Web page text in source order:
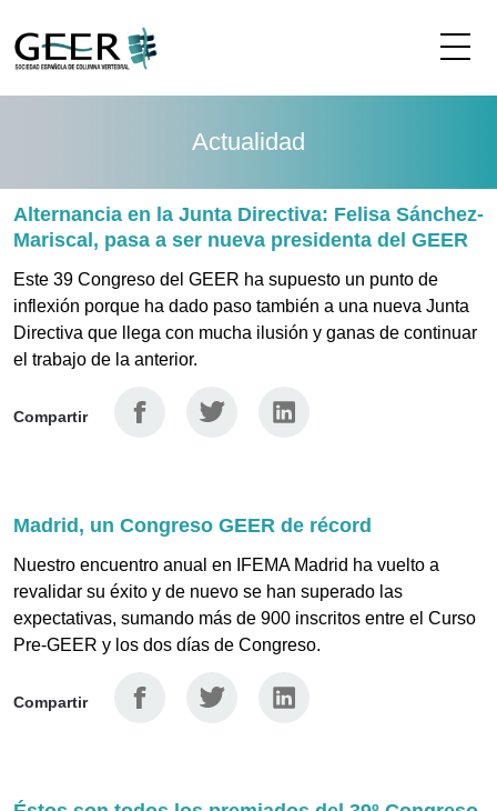
Actualidad
Alternancia en la Junta Directiva: Felisa Sánchez-
Mariscal, pasa a ser nueva presidenta del GEER
Este 39 Congreso del GEER ha supuesto un punto de
inflexión porque ha dado paso también a una nueva Junta
Directiva que llega con mucha ilusión y ganas de continuar
el trabajo de la anterior.
Compartir
Facebook Twitter Linkedin
Madrid, un Congreso GEER de récord
Nuestro encuentro anual en IFEMA Madrid ha vuelto a
revalidar su éxito y de nuevo se han superado las
expectativas, sumando más de 900 inscritos entre el Curso
Pre-GEER y los dos días de Congreso.
Compartir
Facebook Twitter Linkedin